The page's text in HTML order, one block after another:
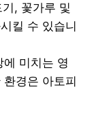
, 꽃가루 및
킬 수 있습니
미치는 영
경은 아토피